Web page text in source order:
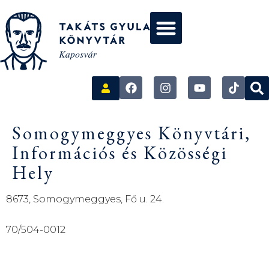
Somogymeggyes Könyvtári,
Információs és Közösségi
Hely
8673, Somogymeggyes, Fő u. 24.
70/504-0012